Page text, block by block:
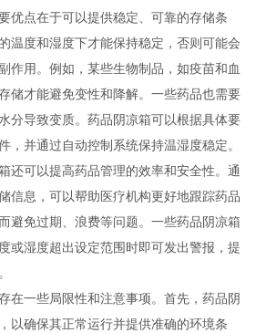
点在于可以提供稳定、可靠的存储条
温度和湿度下才能保持稳定，否则可能会
作用。例如，某些生物制品，如疫苗和血
储才能避免变性和降解。一些药品也需要
分导致变质。药品阴凉箱可以根据具体要
，并通过自动控制系统保持温湿度稳定。
可以提高药品管理的效率和安全性。通
信息，可以帮助医疗机构更好地跟踪药品
避免过期、浪费等问题。一些药品阴凉箱
或湿度超出设定范围时即可发出警报，提
一些局限性和注意事项。首先，药品阴
以确保其正常运行并提供准确的环境条